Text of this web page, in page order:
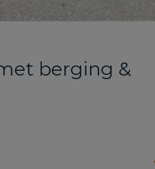
berging &